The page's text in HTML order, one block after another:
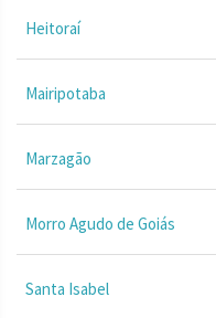
Heitoraí
Mairipotaba
Marzagão
Morro Agudo de Goiás
Santa Isabel